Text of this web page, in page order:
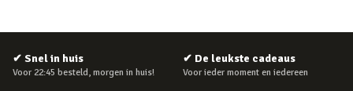
✔ Snel in huis
Voor 22:45 besteld, morgen in huis!
✔ De leukste cadeaus
Voor ieder moment en iedereen